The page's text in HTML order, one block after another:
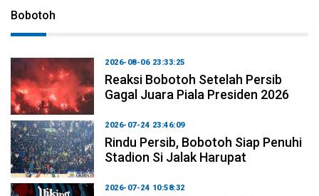
Bobotoh
2026-08-06 23:33:25
Reaksi Bobotoh Setelah Persib
Gagal Juara Piala Presiden 2026
2026-07-24 23:46:09
Rindu Persib, Bobotoh Siap Penuhi
Stadion Si Jalak Harupat
2026-07-24 10:58:32